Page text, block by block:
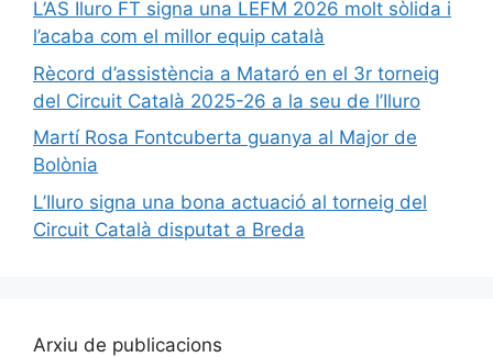
L’AS Iluro FT signa una LEFM 2026 molt sòlida i
l’acaba com el millor equip català
Rècord d’assistència a Mataró en el 3r torneig
del Circuit Català 2025-26 a la seu de l’Iluro
Martí Rosa Fontcuberta guanya al Major de
Bolònia
L’Iluro signa una bona actuació al torneig del
Circuit Català disputat a Breda
Arxiu de publicacions